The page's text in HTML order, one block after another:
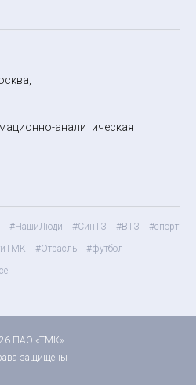
аналитическая
#НашиЛюди #СинТЗ #ВТЗ
#спорт
#Отрасль
#футбол
ПАО «ТМК»
защищены